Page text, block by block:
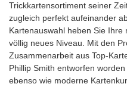
Trickkartensortiment seiner
zugleich perfekt aufeinander
Kartenauswahl heben Sie
völlig neues Niveau. Mit den
Zusammenarbeit aus Top-
Phillip Smith entworfen
ebenso wie moderne